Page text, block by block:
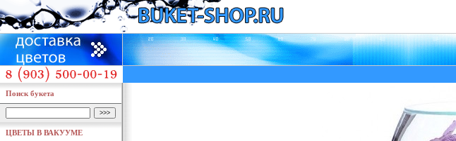
Поиск букета
ЦВЕТЫ В ВАКУУМЕ